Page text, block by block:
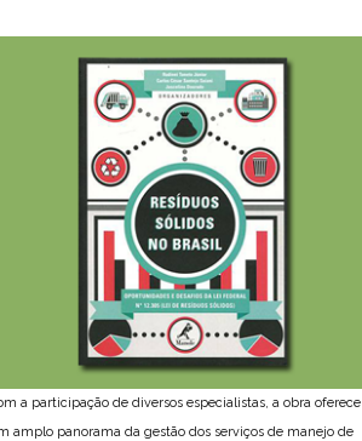
a participação de diversos especialistas, a obra oferece
amplo panorama da gestão dos serviços de manejo de